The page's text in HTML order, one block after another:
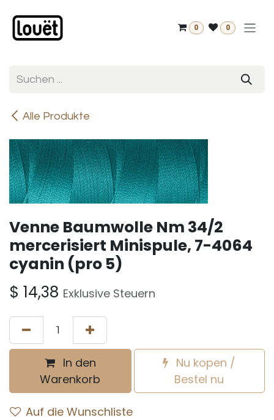
0 0
Alle Produkte
Venne Baumwolle Nm 34/2
mercerisiert Minispule, 7-4064
cyanin (pro 5)
$ 14,38 Exklusive Steuern
In den
Warenkorb
Nu kopen /
Bestel nu
Auf die Wunschliste